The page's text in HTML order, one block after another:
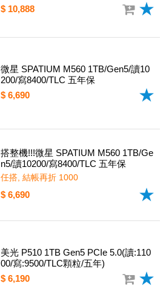
$ 10,888
微星 SPATIUM M560 1TB/Gen5/讀10
200/寫8400/TLC 五年保
$ 6,690
搭整機!!!微星 SPATIUM M560 1TB/Ge
n5/讀10200/寫8400/TLC 五年保
任搭, 結帳再折 1000
$ 6,690
美光 P510 1TB Gen5 PCIe 5.0(讀:110
00/寫:9500/TLC顆粒/五年)
$ 6,190